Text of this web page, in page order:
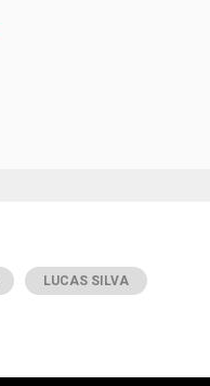
LUCAS SILVA